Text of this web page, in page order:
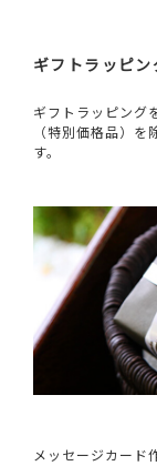
ギフトラッピン
ギフトラッピング
（特別価格品）
す。
メッセージカード